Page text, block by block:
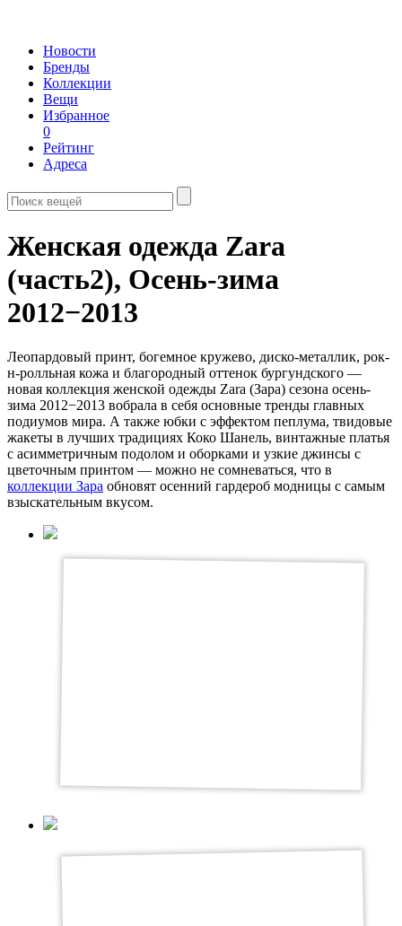
Новости
Бренды
Коллекции
Вещи
Избранное
0
Рейтинг
Адреса
Женская одежда Zara
(часть2), Осень-зима
2012−2013
Леопардовый принт, богемное кружево, диско-металлик, рок-
н-ролльная кожа и благородный оттенок бургундского —
новая коллекция женской одежды Zara (Зара) сезона осень-
зима 2012−2013 вобрала в себя основные тренды главных
подиумов мира. А также юбки с эффектом пеплума, твидовые
жакеты в лучших традициях Коко Шанель, винтажные платья
с асимметричным подолом и оборками и узкие джинсы с
цветочным принтом — можно не сомневаться, что в
коллекции Зара обновят осенний гардероб модницы с самым
взыскательным вкусом.